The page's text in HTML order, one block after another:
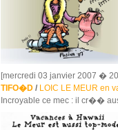
[mercredi 03 janvier 2007 �
TIFO�D/ LOIC LE MEUR en
Incroyable ce mec : il cr��